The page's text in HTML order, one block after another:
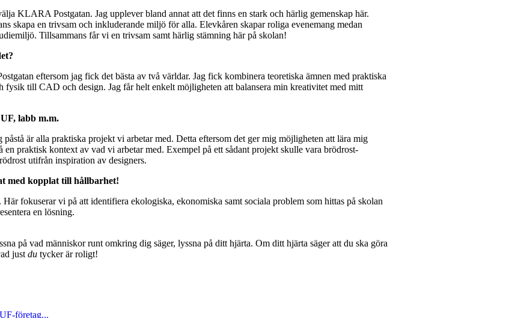
KLARA Postgatan. Jag upplever bland annat att det finns en stark och härlig gemenskap här.
skapa en trivsam och inkluderande miljö för alla. Elevkåren skapar roliga evenemang medan
Tillsammans får vi en trivsam samt härlig stämning här på skolan!
eftersom jag fick det bästa av två världar. Jag fick kombinera teoretiska ämnen med praktiska
fysik till CAD och design. Jag får helt enkelt möjligheten att balansera min kreativitet med mitt
labb m.m.
är alla praktiska projekt vi arbetar med. Detta eftersom det ger mig möjligheten att lära mig
en praktisk kontext av vad vi arbetar med. Exempel på ett sådant projekt skulle vara brödrost-
utifrån inspiration av designers.
med kopplat till hållbarhet!
fokuserar vi på att identifiera ekologiska, ekonomiska samt sociala problem som hittas på skolan
en lösning.
på vad människor runt omkring dig säger, lyssna på ditt hjärta. Om ditt hjärta säger att du ska göra
just du tycker är roligt!
företag...